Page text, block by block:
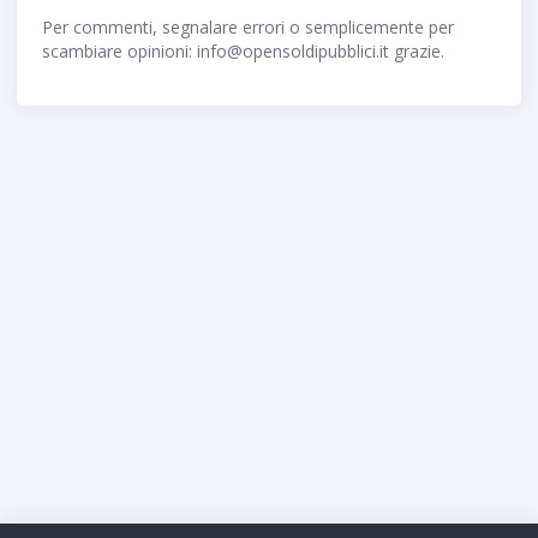
Per commenti, segnalare errori o semplicemente per
scambiare opinioni: info@opensoldipubblici.it grazie.